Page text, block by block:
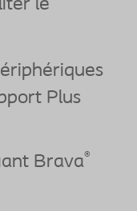
le
Plus
Brava®